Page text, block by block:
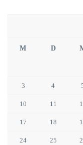
M D
3 4
10 11
17 18
24 25